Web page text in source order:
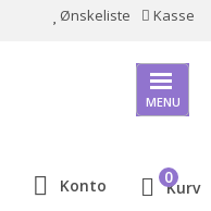
Ønskeliste Kasse
MENU
Konto Kurv
0